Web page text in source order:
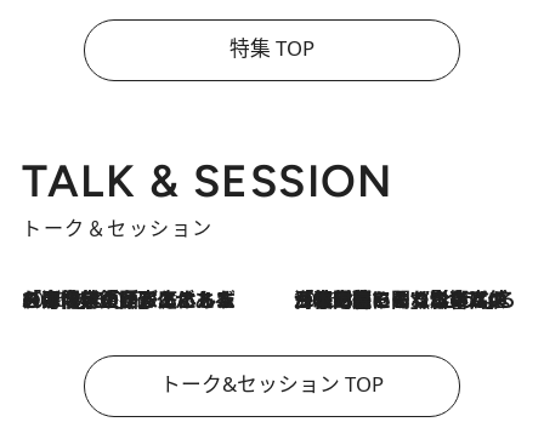
特集 TOP
TALK & SESSION
トーク＆セッション
2026.8.3
「今後値上げがあるとすれば…」「リスクがあるのは今年の冬」エネルギー専門家が語る、ホルムズ海峡封鎖が家庭にもたらす“ある心配” 2026.8.3
「住宅建てられない…」「サーチャージ料の高値が続いている」ホルムズ海峡封鎖による影響はいつまで続く？《エネルギー専門家に聞く“どうなる日本の暮らし”》
トーク&セッション TOP